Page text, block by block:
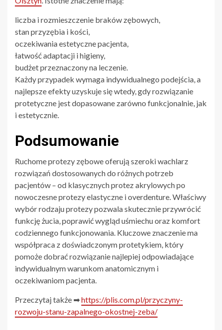
liczba i rozmieszczenie braków zębowych,
stan przyzębia i kości,
oczekiwania estetyczne pacjenta,
łatwość adaptacji i higieny,
budżet przeznaczony na leczenie.
Każdy przypadek wymaga indywidualnego podejścia, a
najlepsze efekty uzyskuje się wtedy, gdy rozwiązanie
protetyczne jest dopasowane zarówno funkcjonalnie, jak
i estetycznie.
Podsumowanie
Ruchome protezy zębowe oferują szeroki wachlarz
rozwiązań dostosowanych do różnych potrzeb
pacjentów – od klasycznych protez akrylowych po
nowoczesne protezy elastyczne i overdenture. Właściwy
wybór rodzaju protezy pozwala skutecznie przywrócić
funkcję żucia, poprawić wygląd uśmiechu oraz komfort
codziennego funkcjonowania. Kluczowe znaczenie ma
współpraca z doświadczonym protetykiem, który
pomoże dobrać rozwiązanie najlepiej odpowiadające
indywidualnym warunkom anatomicznym i
oczekiwaniom pacjenta.
Przeczytaj także ➡https://plis.com.pl/przyczyny-
rozwoju-stanu-zapalnego-okostnej-zeba/